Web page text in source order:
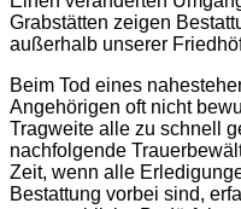
Grabstätten zeigen
außerhalb unserer
Beim Tod eines
Angehörigen oft nicht
Tragweite alle zu schnell
nachfolgende
Zeit, wenn alle
Bestattung vorbei sind,